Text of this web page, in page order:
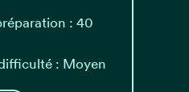
: 40
: Moyen